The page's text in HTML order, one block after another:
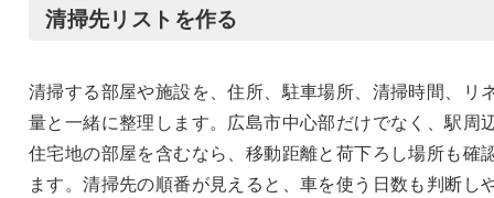
清掃先リストを作る
清掃する部屋や施設を、住所、駐車場所、清掃時間、リ
量と一緒に整理します。広島市中心部だけでなく、駅周
住宅地の部屋を含むなら、移動距離と荷下ろし場所も確
ます。清掃先の順番が見えると、車を使う日数も判断し